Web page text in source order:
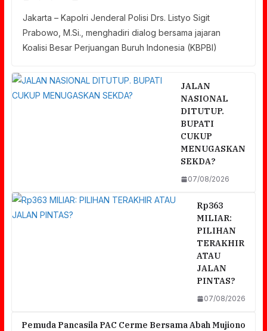
Jakarta – Kapolri Jenderal Polisi Drs. Listyo Sigit
Prabowo, M.Si., menghadiri dialog bersama jajaran
Koalisi Besar Perjuangan Buruh Indonesia (KBPBI)
JALAN
NASIONAL
DITUTUP.
BUPATI
CUKUP
MENUGASKAN
SEKDA?
07/08/2026
Rp363
MILIAR:
PILIHAN
TERAKHIR
ATAU
JALAN
PINTAS?
07/08/2026
Pemuda Pancasila PAC Cerme Bersama Abah Mujiono